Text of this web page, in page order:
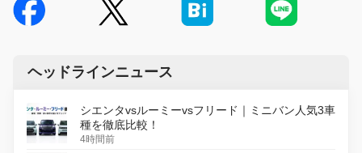
ヘッドラインニュース
シエンタvsルーミーvsフリード｜ミニバン人気3車
種を徹底比較！
4時間前